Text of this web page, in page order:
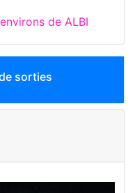
de ALBI
sorties